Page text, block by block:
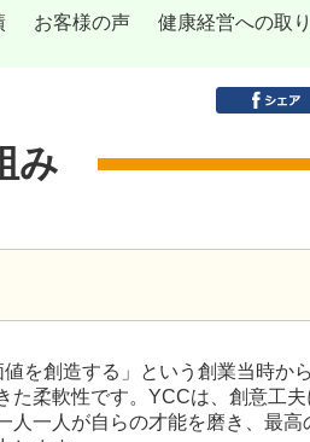
お客様の声 健康経営への取
み
を創造する」という創業当時か
た柔軟性です。YCCは、創意工
一人が自らの才能を磨き、最高